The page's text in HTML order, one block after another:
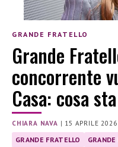
GRANDE FRATELLO
Grande
concorrente
Casa: cosa
CHIARA NAVA | 15 APRILE 2026
GRANDE FRATELLO